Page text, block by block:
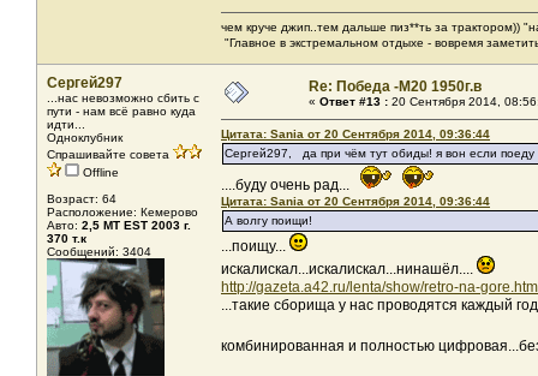
чем круче джип..тем дальше пиз**ть за трактором))
"Главное в экстремальном отдыхе - вовремя
Сергей297
...нас невозможно сбить с
пути - нам всё равно куда
идти...
Одноклубник
Спрашивайте совета
Offline
Возраст: 64
Расположение: Кемерово
Авто: 2,5 МТ EST 2003 г.
370 т.к
Сообщений: 3404
Re: Победа -М20 1950г.в
« Ответ #13 : 20 Сентября 2014,
Цитата: Sania от 20 Сентября 2014, 09:36:44
Сергей297, да при чём тут обиды! я вон если
....буду очень рад...
Цитата: Sania от 20 Сентября 2014, 09:36:44
А волгу поищи!
...поищу...
искалискал...искалискал...нинашёл....
http://gazeta.a42.ru/lenta/show/retro-na-
...такие сборища у нас проводятся каждый
комбинированная и полностью